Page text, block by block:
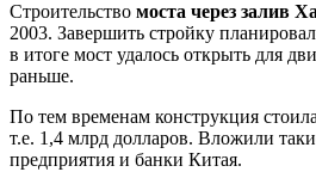
Строительство моста через залив
2003. Завершить стройку
в итоге мост удалось открыть для
раньше.
По тем временам конструкция
т.е. 1,4 млрд долларов. Вложили
предприятия и банки Китая.